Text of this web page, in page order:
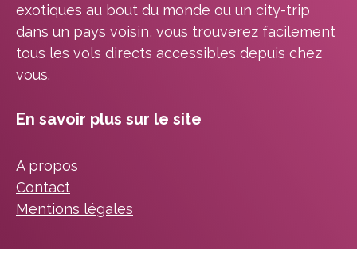
exotiques au bout du monde ou un city-trip
dans un pays voisin, vous trouverez facilement
tous les vols directs accessibles depuis chez
vous.
En savoir plus sur le site
A propos
Contact
Mentions légales